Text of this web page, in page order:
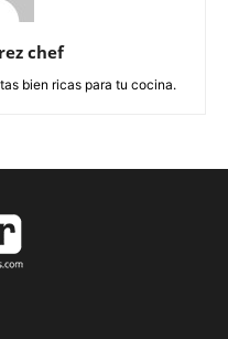
chef
bien ricas para tu cocina.